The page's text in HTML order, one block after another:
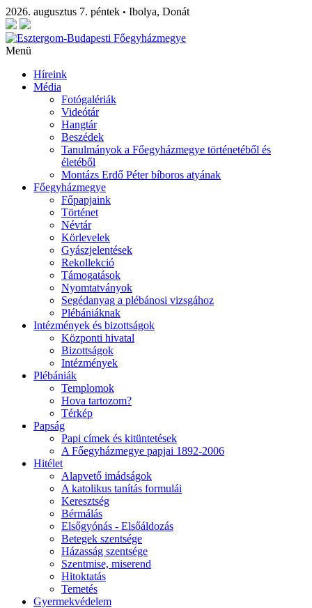
2026. augusztus 7. péntek • Ibolya, Donát
Menü
Híreink
Média
Fotógalériák
Videótár
Hangtár
Beszédek
Tanulmányok a Főegyházmegye történetéből és
életéből
Montázs Erdő Péter bíboros atyának
Főegyházmegye
Főpapjaink
Történet
Névtár
Körlevelek
Gyászjelentések
Rekollekció
Támogatások
Nyomtatványok
Segédanyag a plébánosi vizsgához
Plébániáknak
Intézmények és bizottságok
Központi hivatal
Bizottságok
Intézmények
Plébániák
Templomok
Hova tartozom?
Térkép
Papság
Papi címek és kitüntetések
A Főegyházmegye papjai 1892-2006
Hitélet
Alapvető imádságok
A katolikus tanítás formulái
Keresztség
Bérmálás
Elsőgyónás - Elsőáldozás
Betegek szentsége
Házasság szentsége
Szentmise, miserend
Hitoktatás
Temetés
Gyermekvédelem